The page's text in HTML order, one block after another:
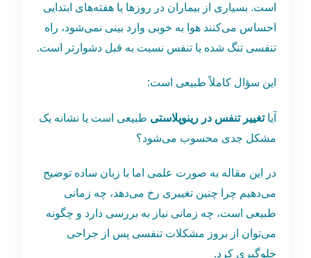
است. بسیاری از بیماران در روزها یا هفته‌های ابتدایی
احساس می‌کنند هوا به ‌خوبی وارد بینی نمی‌شود، راه
تنفسی تنگ شده یا تنفس نسبت به قبل دشوارتر است.
این سؤال کاملاً طبیعی است:
آیاتغییر تنفس در رینوپلاستی طبیعی است یا نشانه یک
مشکل جدی محسوب می‌شود؟
در این مقاله به‌ صورت علمی اما با زبان ساده توضیح
می‌دهیم چرا چنین تغییری رخ می‌دهد، چه زمانی
طبیعی است، چه زمانی نیاز به بررسی دارد و چگونه
می‌توان از بروز مشکلات تنفسی پس از جراحی
جلوگیری کرد.